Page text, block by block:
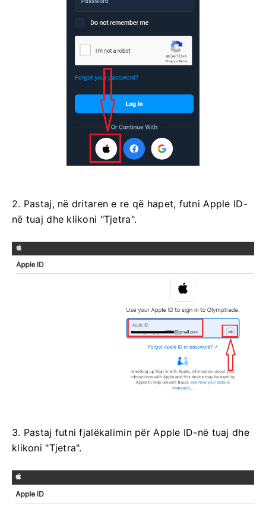
2. Pastaj, në dritaren e re që hapet, futni Apple ID-
në tuaj dhe klikoni "Tjetra".
3. Pastaj futni fjalëkalimin për Apple ID-në tuaj dhe
klikoni "Tjetra".